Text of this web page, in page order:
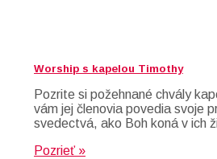
Worship s kapelou Timothy
Pozrite si požehnané chvály
vám jej členovia povedia svoje
svedectvá, ako Boh koná v ich
Pozrieť »